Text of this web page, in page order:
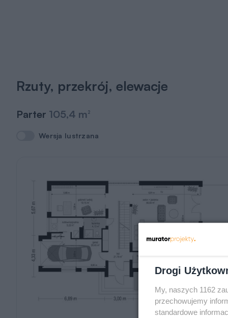
Rzuty, przekrój, elewacje
Parter 105,4 m 2
Wersja lustrzana
Wersja lustrzana
Drogi
My, naszych 1162
przechowujemy
standardowe